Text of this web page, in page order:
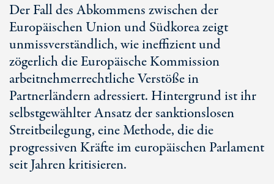
Der Fall des Abkommens zwischen der
Europäischen Union und Südkorea zeigt
unmissverständlich, wie ineffizient und
zögerlich die Europäische Kommission
arbeitnehmerrechtliche Verstöße in
Partnerländern adressiert. Hintergrund ist ihr
selbstgewählter Ansatz der sanktionslosen
Streitbeilegung, eine Methode, die die
progressiven Kräfte im europäischen Parlament
seit Jahren kritisieren.